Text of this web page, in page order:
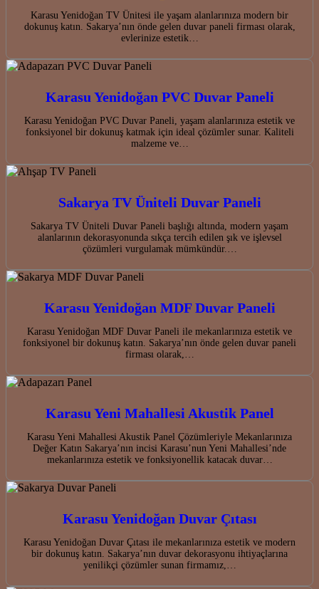
Karasu Yenidoğan TV Ünitesi ile yaşam alanlarınıza modern bir
dokunuş katın. Sakarya’nın önde gelen duvar paneli firması olarak,
evlerinize estetik…
Karasu Yenidoğan PVC Duvar Paneli
Karasu Yenidoğan PVC Duvar Paneli, yaşam alanlarınıza estetik ve
fonksiyonel bir dokunuş katmak için ideal çözümler sunar. Kaliteli
malzeme ve…
Sakarya TV Üniteli Duvar Paneli
Sakarya TV Üniteli Duvar Paneli başlığı altında, modern yaşam
alanlarının dekorasyonunda sıkça tercih edilen şık ve işlevsel
çözümleri vurgulamak mümkündür.…
Karasu Yenidoğan MDF Duvar Paneli
Karasu Yenidoğan MDF Duvar Paneli ile mekanlarınıza estetik ve
fonksiyonel bir dokunuş katın. Sakarya’nın önde gelen duvar paneli
firması olarak,…
Karasu Yeni Mahallesi Akustik Panel
Karasu Yeni Mahallesi Akustik Panel Çözümleriyle Mekanlarınıza
Değer Katın Sakarya’nın incisi Karasu’nun Yeni Mahallesi’nde
mekanlarınıza estetik ve fonksiyonellik katacak duvar…
Karasu Yenidoğan Duvar Çıtası
Karasu Yenidoğan Duvar Çıtası ile mekanlarınıza estetik ve modern
bir dokunuş katın. Sakarya’nın duvar dekorasyonu ihtiyaçlarına
yenilikçi çözümler sunan firmamız,…